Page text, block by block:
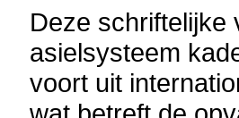
Deze schriftelijke
asielsysteem
voort uit